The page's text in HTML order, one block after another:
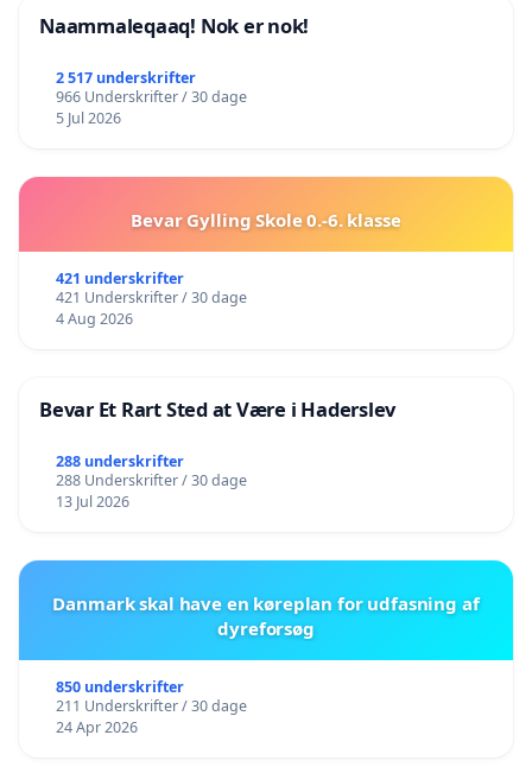
Naammaleqaaq! Nok er nok!
2 517 underskrifter
966 Underskrifter / 30 dage
5 Jul 2026
Bevar Gylling Skole 0.-6. klasse
421 underskrifter
421 Underskrifter / 30 dage
4 Aug 2026
Bevar Et Rart Sted at Være i Haderslev
288 underskrifter
288 Underskrifter / 30 dage
13 Jul 2026
Danmark skal have en køreplan for udfasning af
dyreforsøg
850 underskrifter
211 Underskrifter / 30 dage
24 Apr 2026